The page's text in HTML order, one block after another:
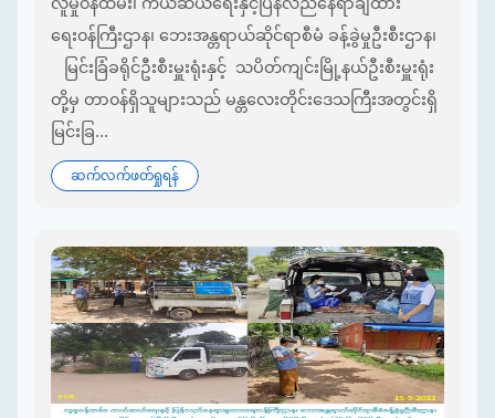
ရေး၀န်ကြီးဌာန၊ ဘေးအန္တရာယ်ဆိုင်ရာစီမံ ခန့်ခွဲမှုဦးစီးဌာန၊
မြင်းခြံခရိုင်ဦးစီးမှူးရုံးနှင့် သပိတ်ကျင်းမြို့နယ်ဦးစီးမှူးရုံး
တို့မှ တာ၀န်ရှိသူများသည် မန္တလေးတိုင်း‌ဒေသကြီးအတွင်းရှိ
မြင်းခြ...
ဆက်လက်ဖတ်ရှုရန်